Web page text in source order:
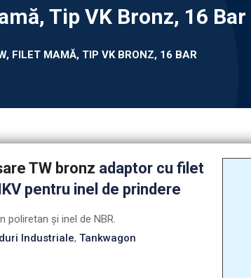
Tip VK Bronz, 16 Bar
FILET MAMĂ, TIP VK BRONZ, 16 BAR
TW bronz adaptor cu filet
pentru inel de prindere
poliretan şi inel de NBR.
Industriale, Tankwagon